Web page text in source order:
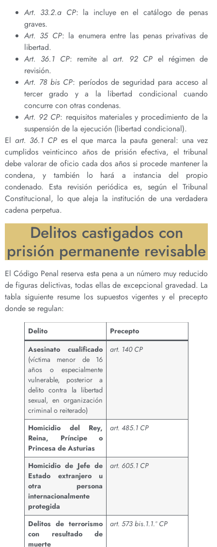
Art. 33.2.a CP: la incluye en el catálogo de penas
graves.
Art. 35 CP: la enumera entre las penas privativas de
libertad.
Art. 36.1 CP: remite alart. 92 CP el régimen de
revisión.
Art. 78 bis CP: períodos de seguridad para acceso al
tercer grado y a la libertad condicional cuando
concurre con otras condenas.
Art. 92 CP: requisitos materiales y procedimiento de la
suspensión de la ejecución (libertad condicional).
El art. 36.1 CP es el que marca la pauta general: una vez
cumplidos veinticinco años de prisión efectiva, el tribunal
debe valorar de oficio cada dos años si procede mantener la
condena, y también lo hará a instancia del propio
condenado. Esta revisión periódica es, según el Tribunal
Constitucional, lo que aleja la institución de una verdadera
cadena perpetua.
Delitos castigados con
prisión permanente revisable
El Código Penal reserva esta pena a un número muy reducido
de figuras delictivas, todas ellas de excepcional gravedad. La
tabla siguiente resume los supuestos vigentes y el precepto
donde se regulan:
Delito
Precepto
Asesinato cualificado
(víctima menor de 16
años o especialmente
vulnerable, posterior a
delito contra la libertad
sexual, en organización
criminal o reiterado)
art. 140 CP
Homicidio del Rey,
Reina, Príncipe o
Princesa de Asturias
art. 485.1 CP
Homicidio de Jefe de
Estado extranjero u
otra persona
internacionalmente
protegida
art. 605.1 CP
Delitos de terrorismo
con resultado de
muerte
art. 573 bis.1.1.º CP